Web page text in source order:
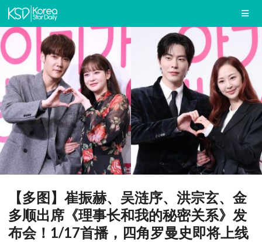
【多图】崔振赫、吴涟序、洪宗玄、金
多顺出席《理事长和我的秘密关系》发
布会！1/17首播，四角罗曼史即将上线